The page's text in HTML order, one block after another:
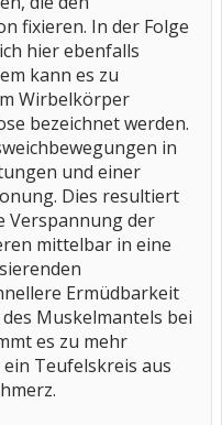
fixieren. In der Folge
hier ebenfalls
kann es zu
Wirbelkörper
bezeichnet werden.
in
und einer
Dies resultiert
Verspannung der
mittelbar in eine
Ermüdbarkeit
Muskelmantels bei
es zu mehr
ein Teufelskreis aus